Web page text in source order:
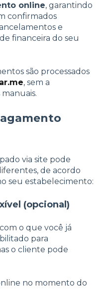
online, garantindo
confirmados
e
financeira do seu
são processados
, sem a
via site pode
de acordo
seu estabelecimento:
(opcional)
o que você já
para
o cliente pode
no momento do